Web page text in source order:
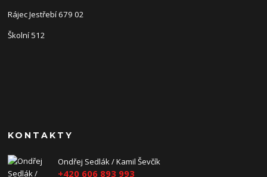
Rájec Jestřebí 679 02
Školní 512
KONTAKTY
Ondřej Sedlák / Kamil Ševčík
+420 606 893 993